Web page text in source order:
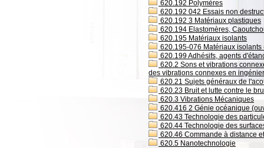
620.192 Polymères
620.192 042 Essais non
620.192 3 Matériaux plastiques
620.194 Elastomères,
620.195 Matériaux isolants
620.195-076 Matériaux
620.199 Adhésifs, agents
620.2 Sons et vibrations
des vibrations connexes en
620.21 Sujets généraux de
620.23 Bruit et lutte contre le
620.3 Vibrations Mécaniques
620.416 2 Génie océanique
620.43 Technologie des
620.44 Technologie des
620.46 Commande à distance
620.5 Nanotechnologie